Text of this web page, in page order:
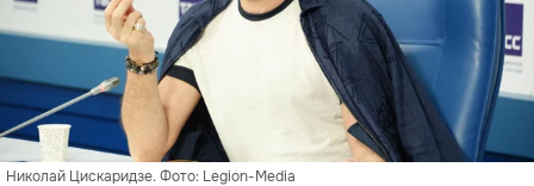
Николай Цискаридзе. Фото: Legion-Media